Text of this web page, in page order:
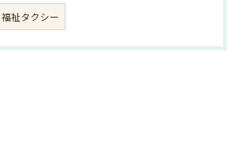
福祉タクシー